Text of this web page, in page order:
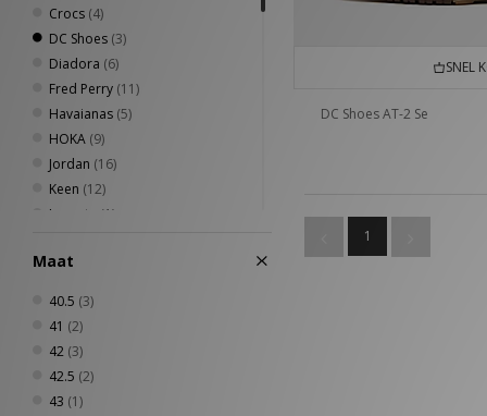
Crocs (4)
DC Shoes (3)
Diadora (6)
Fred Perry (11)
Havaianas (5)
HOKA (9)
Jordan (16)
Keen (12)
Lacoste
(1)
New Balance
Novesta
Oakley FT
On Running
Paraboot
Maat
40.5 (3)
41 (2)
42 (3)
42.5 (2)
43 (1)
SNEL
DC Shoes AT-2 Se
1